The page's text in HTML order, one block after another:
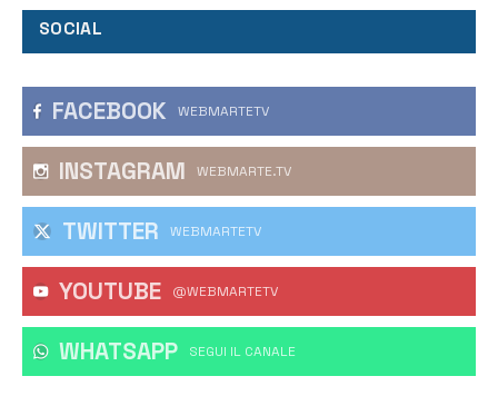
SOCIAL
FACEBOOK WEBMARTETV
INSTAGRAM WEBMARTE.TV
TWITTER WEBMARTETV
YOUTUBE @WEBMARTETV
WHATSAPP ‎SEGUI IL CANALE